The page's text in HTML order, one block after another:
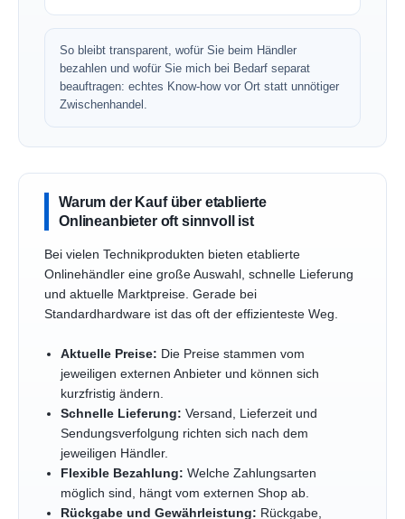
So bleibt transparent, wofür Sie beim Händler
bezahlen und wofür Sie mich bei Bedarf separat
beauftragen: echtes Know-how vor Ort statt unnötiger
Zwischenhandel.
Warum der Kauf über etablierte
Onlineanbieter oft sinnvoll ist
Bei vielen Technikprodukten bieten etablierte
Onlinehändler eine große Auswahl, schnelle Lieferung
und aktuelle Marktpreise. Gerade bei
Standardhardware ist das oft der effizienteste Weg.
Aktuelle Preise: Die Preise stammen vom
jeweiligen externen Anbieter und können sich
kurzfristig ändern.
Schnelle Lieferung: Versand, Lieferzeit und
Sendungsverfolgung richten sich nach dem
jeweiligen Händler.
Flexible Bezahlung: Welche Zahlungsarten
möglich sind, hängt vom externen Shop ab.
Rückgabe und Gewährleistung: Rückgabe,